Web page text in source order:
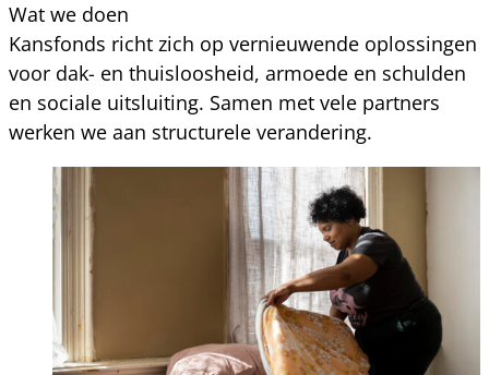
Wat we doen
Kansfonds richt zich op vernieuwende oplossingen
voor dak- en thuisloosheid, armoede en schulden
en sociale uitsluiting. Samen met vele partners
werken we aan structurele verandering.